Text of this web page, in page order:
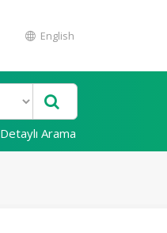
English
Detaylı Arama